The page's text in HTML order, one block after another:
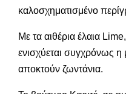
καλοσχηματισμένο
Με τα αιθέρια έλαια
ενισχύεται συγχρόνως η
αποκτούν ζωντάνια.